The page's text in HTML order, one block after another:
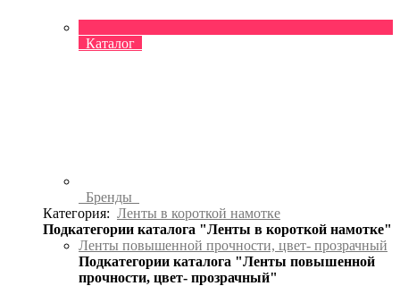
Каталог
Бренды
Категория: Ленты в короткой намотке
Подкатегории каталога "Ленты в короткой намотке"
Ленты повышенной прочности, цвет- прозрачный
Подкатегории каталога "Ленты повышенной
прочности, цвет- прозрачный"